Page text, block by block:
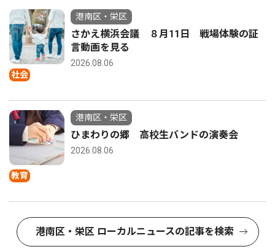
社会
港南区・栄区
さかえ横浜会議 ８月11日 戦場体験の証
言動画を見る
2026.08.06
教育
港南区・栄区
ひまわりの郷 高校生バンドの演奏会
2026.08.06
港南区・栄区 ローカルニュースの記事を検索